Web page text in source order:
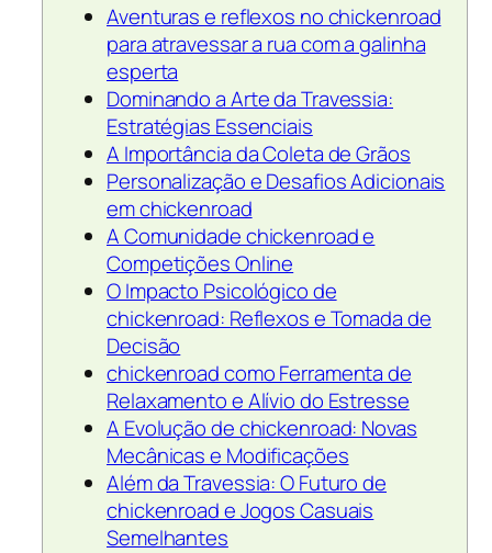
Aventuras e reflexos no chickenroad
para atravessar a rua com a galinha
esperta
Dominando a Arte da Travessia:
Estratégias Essenciais
A Importância da Coleta de Grãos
Personalização e Desafios Adicionais
em chickenroad
A Comunidade chickenroad e
Competições Online
O Impacto Psicológico de
chickenroad: Reflexos e Tomada de
Decisão
chickenroad como Ferramenta de
Relaxamento e Alívio do Estresse
A Evolução de chickenroad: Novas
Mecânicas e Modificações
Além da Travessia: O Futuro de
chickenroad e Jogos Casuais
Semelhantes